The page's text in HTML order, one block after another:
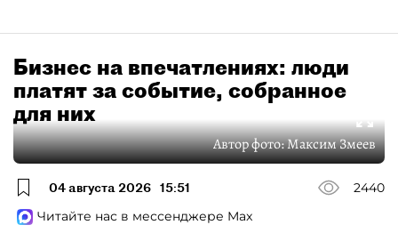
Бизнес на впечатлениях: люди
платят за событие, собранное
для них
Автор фото:Максим Змеев
04 августа 2026 15:51
2440
Читайте нас в мессенджере Max